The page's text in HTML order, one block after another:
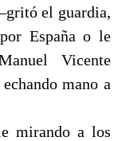
el guardia,
España o le
Vicente
mano a
mirando a los